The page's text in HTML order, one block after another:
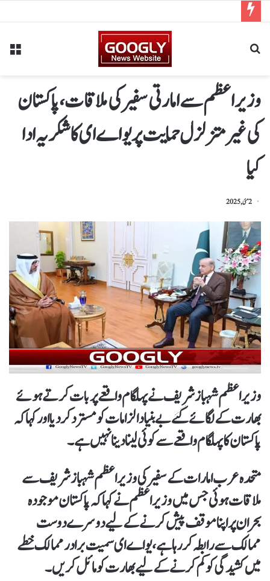
وزیر اعظم سے امارتی سفیر کی ملاقات، پاکستان
کی غیر متزلزل حمایت پر یو اے ای کا شکریہ ادا
کیا
2 مئی, 2025
وزیراعظم شہبازشریف نے پہلگام واقعے پر بات کرتے ہوئے
بھارت کےلگائے گئے بےبنیاد الزامات کو مسترد کردیا اور کہا کہ
پاکستان کا پہلگام واقعے سے کوئی لینا دینا نہیں ہے۔
متحدہ عرب امارات کےسفیر کی وزیر اعظم شہباز شریف سے
ملاقات ہوئی جس میں وزیر اعظم نے کہا کہ پاکستان موجودہ
بحران پر اپنا موقف پیش کرنے کے لیے دوسرے دوست
ممالک سے رابطہ کر رہا ہے، یواےای سمیت برادر ممالک خطے
میں کشیدگی کو کم کرنےکےلیے بھارت کو مائل کریں۔